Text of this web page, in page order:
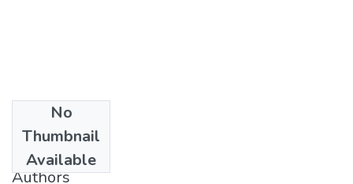
No
Thumbnail
Available
2007
Authors